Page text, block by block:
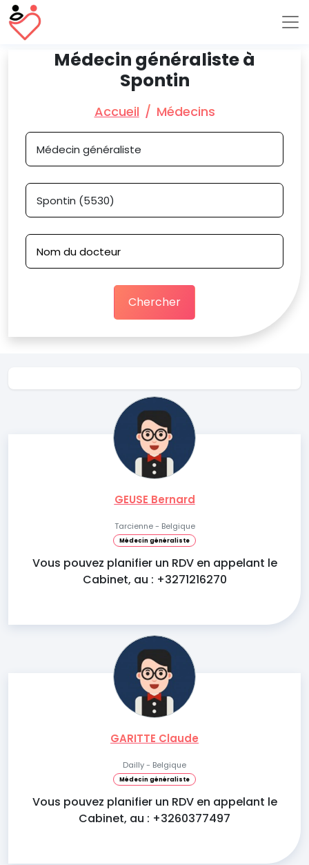
Médecin généraliste à
Spontin
Accueil Médecins
Chercher
GEUSE Bernard
Tarcienne - Belgique
Médecin généraliste
Vous pouvez planifier un RDV en appelant le
Cabinet, au : +3271216270
GARITTE Claude
Dailly - Belgique
Médecin généraliste
Vous pouvez planifier un RDV en appelant le
Cabinet, au : +3260377497